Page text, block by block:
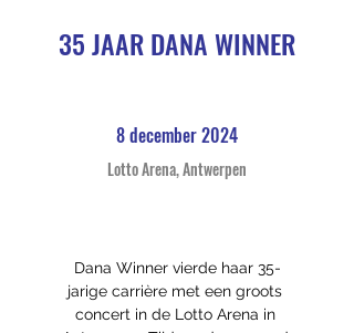
35 JAAR DANA WINNER
8 december 2024
Lotto Arena, Antwerpen
Dana Winner vierde haar 35-
jarige carrière met een groots
concert in de Lotto Arena in